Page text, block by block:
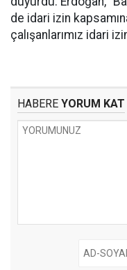
de idari izin
çalışanlarımız idari
HABERE YORUM KAT